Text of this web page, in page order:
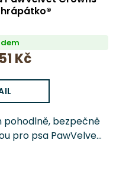
Kč
pohodlně, bezpečně
pro psa PawVelvet